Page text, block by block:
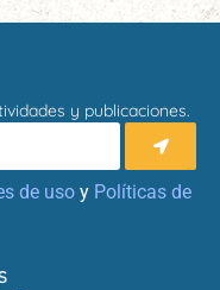
y publicaciones.
de uso y Políticas de